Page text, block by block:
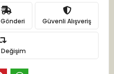
Gönderi Güvenli Alışveriş